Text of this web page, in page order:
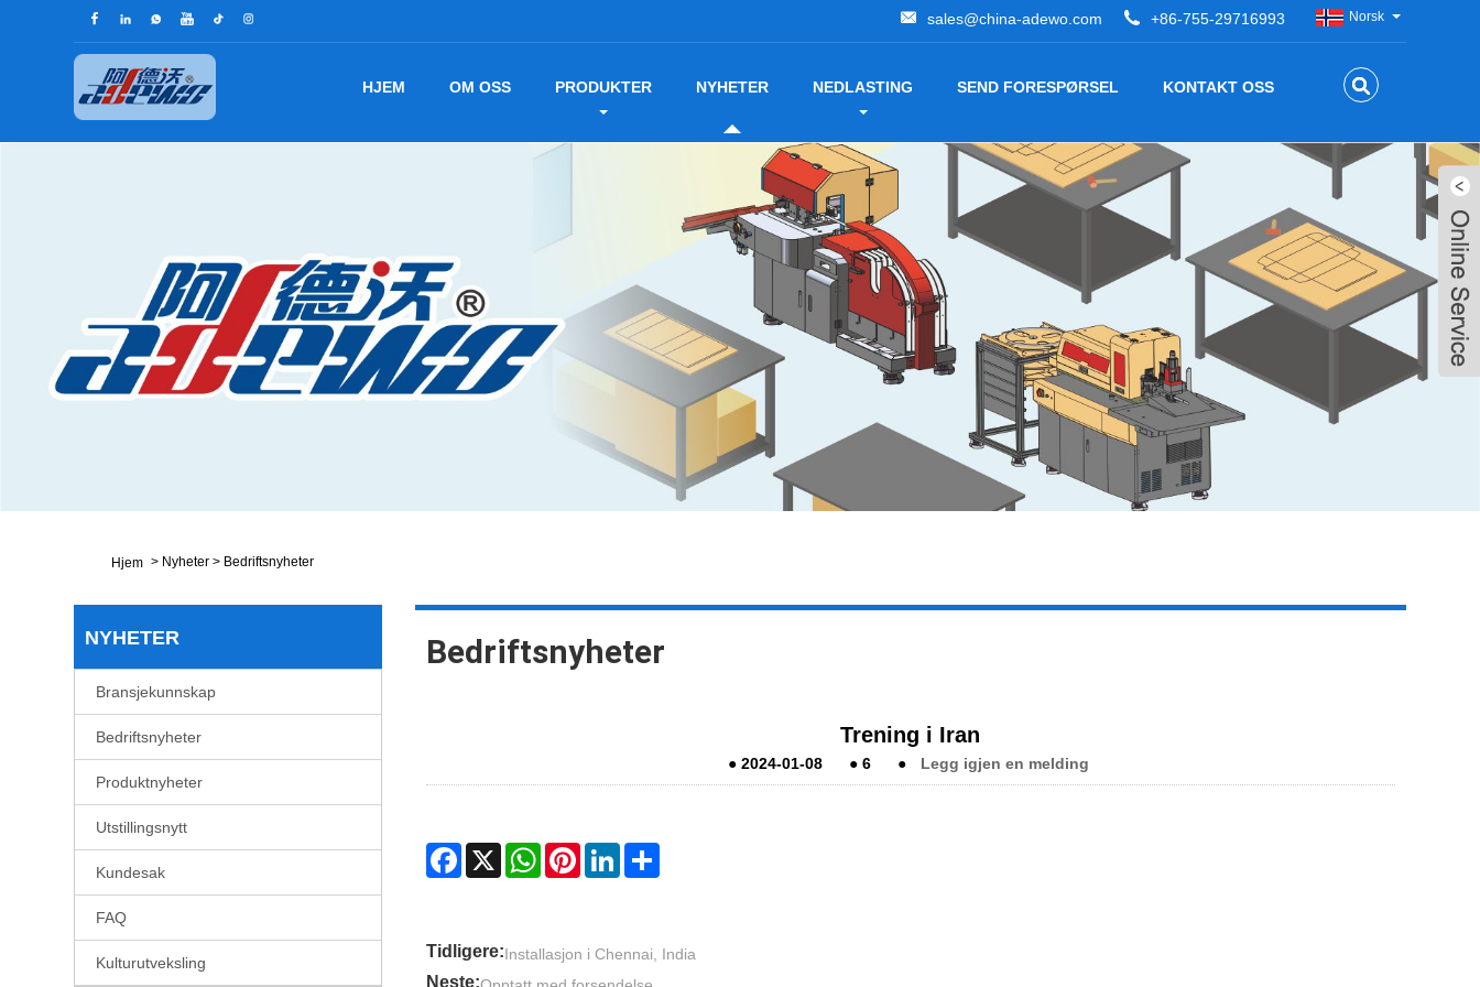
+86-755-29716993
sales@china-adewo.com Norsk‎
HJEM OM OSS PRODUKTER NYHETER NEDLASTING SEND FORESPØRSEL KONTAKT OSS
Hjem > Nyheter > Bedriftsnyheter
NYHETER
Bransjekunnskap
Bedriftsnyheter
Produktnyheter
Utstillingsnytt
Kundesak
FAQ
Kulturutveksling
Bedriftsnyheter
Trening i Iran
● 2024-01-08 ● 6 ● Legg igjen en melding
Facebook
X WhatsAppPinterestLinkedIn
Tidligere:Installasjon i Chennai, India
Neste: